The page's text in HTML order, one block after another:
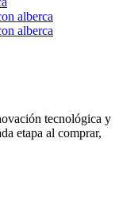
alberca
alberca
tecnológica y
etapa al comprar,